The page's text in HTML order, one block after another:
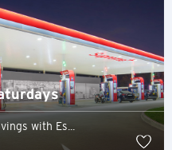
with Es...